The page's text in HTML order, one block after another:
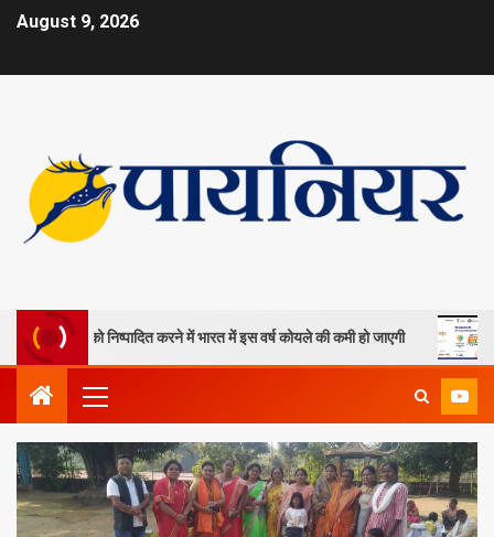
August 9, 2026
खदानों को निष्पादित करने में भारत में इस वर्ष कोयले की कमी हो जाएगी ओपी